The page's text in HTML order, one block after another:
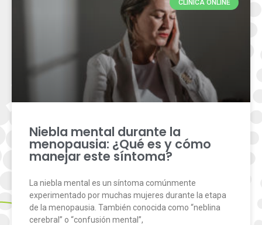
CLÍNICA ONLINE
Niebla mental durante la
menopausia: ¿Qué es y cómo
manejar este síntoma?
La niebla mental es un síntoma comúnmente
experimentado por muchas mujeres durante la etapa
de la menopausia. También conocida como “neblina
cerebral” o “confusión mental”,